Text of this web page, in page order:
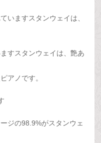
いますスタンウェイは、
すスタンウェイは、艶あ
アノです。
ジの98.9%がスタンウェ